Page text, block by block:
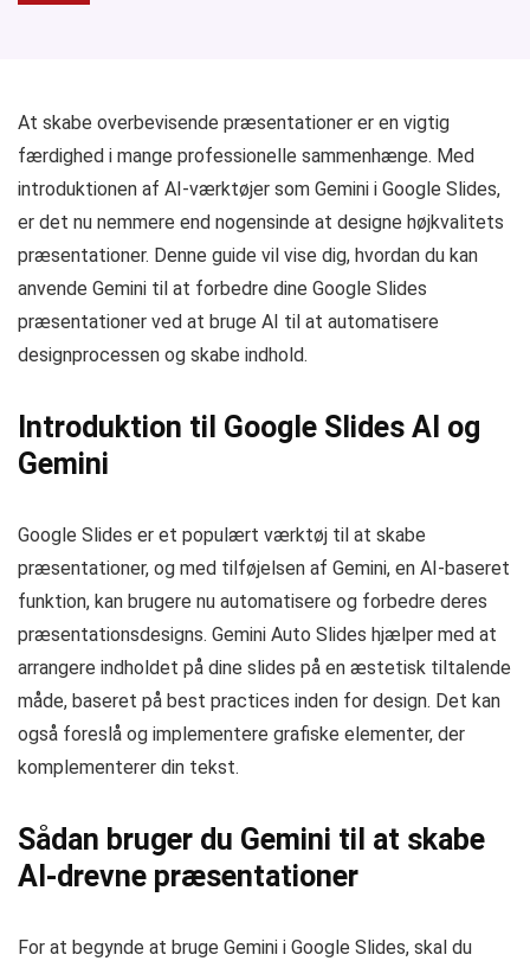
At skabe overbevisende præsentationer er en vigtig
færdighed i mange professionelle sammenhænge. Med
introduktionen af AI-værktøjer som Gemini i Google Slides,
er det nu nemmere end nogensinde at designe højkvalitets
præsentationer. Denne guide vil vise dig, hvordan du kan
anvende Gemini til at forbedre dine Google Slides
præsentationer ved at bruge AI til at automatisere
designprocessen og skabe indhold.
Introduktion til Google Slides AI og
Gemini
Google Slides er et populært værktøj til at skabe
præsentationer, og med tilføjelsen af Gemini, en AI-baseret
funktion, kan brugere nu automatisere og forbedre deres
præsentationsdesigns. Gemini Auto Slides hjælper med at
arrangere indholdet på dine slides på en æstetisk tiltalende
måde, baseret på best practices inden for design. Det kan
også foreslå og implementere grafiske elementer, der
komplementerer din tekst.
Sådan bruger du Gemini til at skabe
AI-drevne præsentationer
For at begynde at bruge Gemini i Google Slides, skal du